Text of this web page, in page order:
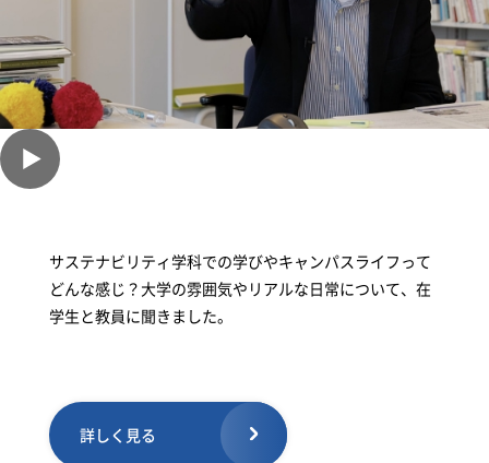
サステナビリティ学科での学びやキャンパスライフって
どんな感じ？大学の雰囲気やリアルな日常について、在
学生と教員に聞きました。
詳しく見る